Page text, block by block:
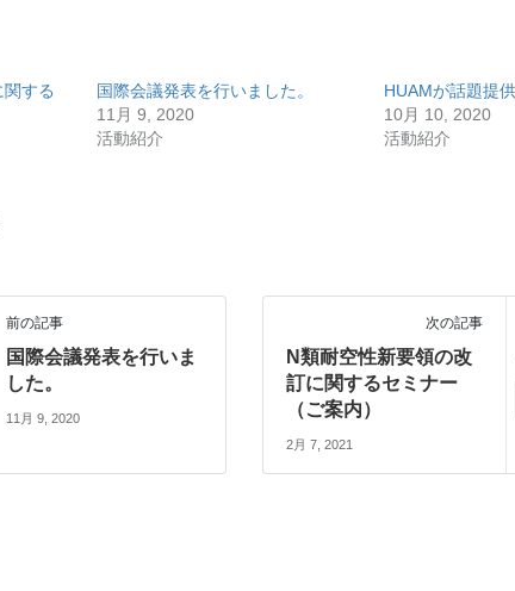
する
国際会議発表を行いました。
11月 9, 2020
活動紹介
HUAMが話題提
10月 10, 2020
活動紹介
前の記事
国際会議発表を行いま
した。
11月 9, 2020
次の記事
N類耐空性新要領の改
訂に関するセミナー
（ご案内）
2月 7, 2021